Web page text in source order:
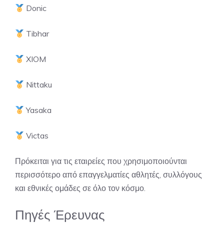
Donic
Tibhar
XIOM
Nittaku
Yasaka
Victas
Πρόκειται για τις εταιρείες που χρησιμοποιούνται
περισσότερο από επαγγελματίες αθλητές, συλλόγους
και εθνικές ομάδες σε όλο τον κόσμο.
Πηγές Έρευνας